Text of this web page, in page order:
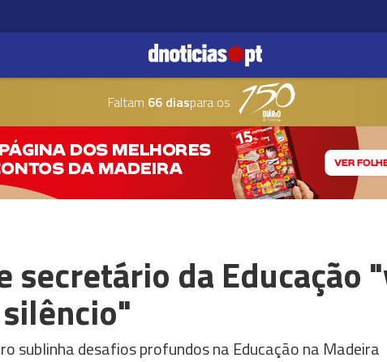
Faltam 66 diaspara os
secretário da Educação
sublinha desafios profundos na Educação na Madeira